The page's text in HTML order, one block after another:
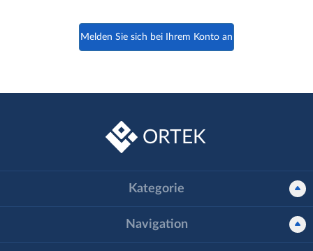
Melden Sie sich bei Ihrem Konto an
ORTEK
Kategorie
Navigation